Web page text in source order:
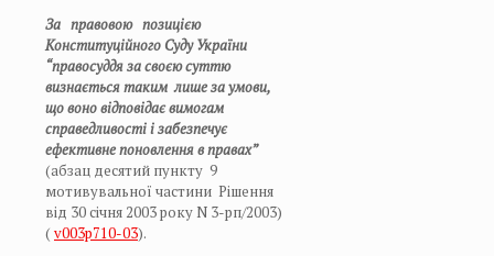
За правовою позицією
Конституційного Суду України
“правосуддя за своєю суттю
визнається таким лише за умови,
що воно відповідає вимогам
справедливості і забезпечує
ефективне поновлення в правах”
(абзац десятий пункту 9
мотивувальної частини Рішення
від 30 січня 2003 року N 3-рп/2003)
( v003p710-03).